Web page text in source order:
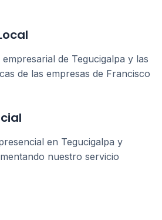
de Tegucigalpa y las
de las empresas de Francisco
en Tegucigalpa y
nuestro servicio